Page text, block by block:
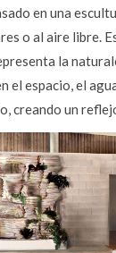
en una
o al aire libre.
la
el espacio, el
creando un